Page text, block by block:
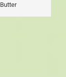
Butter